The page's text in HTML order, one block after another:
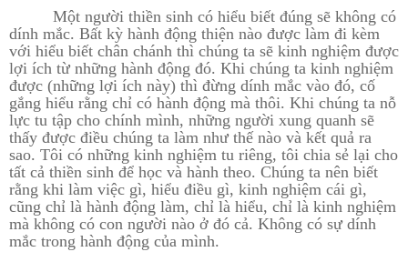
Một người thiền sinh có hiểu biết đúng sẽ không có
dính mắc. Bất kỳ hành động thiện nào được làm đi kèm
với hiểu biết chân chánh thì chúng ta sẽ kinh nghiệm được
lợi ích từ những hành động đó. Khi chúng ta kinh nghiệm
được (những lợi ích này) thì đừng dính mắc vào đó, cố
gắng hiểu rằng chỉ có hành động mà thôi. Khi chúng ta nỗ
lực tu tập cho chính mình, những người xung quanh sẽ
thấy được điều chúng ta làm như thế nào và kết quả ra
sao. Tôi có những kinh nghiệm tu riêng, tôi chia sẻ lại cho
tất cả thiền sinh để học và hành theo. Chúng ta nên biết
rằng khi làm việc gì, hiểu điều gì, kinh nghiệm cái gì,
cũng chỉ là hành động làm, chỉ là hiểu, chỉ là kinh nghiệm
mà không có con người nào ở đó cả. Không có sự dính
mắc trong hành động của mình.